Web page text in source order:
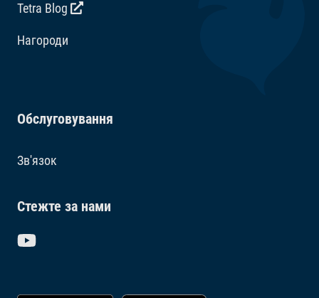
Tetra Blog
Hагороди
Обслуговування
Зв'язок
Стежте за нами